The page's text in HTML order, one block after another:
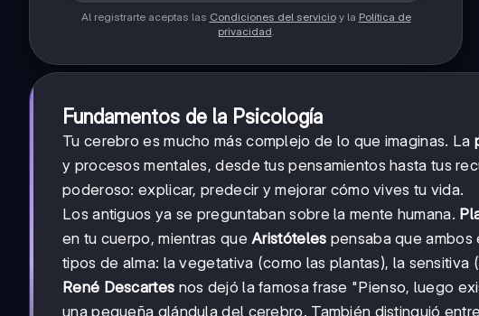
Al registrarte aceptas las Condiciones del servicioy la Política de
privacidad
Fundamentos de la Psicología
Tu cerebro es mucho más complejo de lo que imaginas. La
y procesos mentales, desde tus pensamientos hasta tus
poderoso: explicar, predecir y mejorar cómo vives tu vida.
Los antiguos ya se preguntaban sobre la mente humana.
en tu cuerpo, mientras que Aristóteles pensaba que ambos
tipos de alma: la vegetativa (como las plantas), la sensitiva
René Descartes nos dejó la famosa frase "Pienso, luego
una pequeña glándula del cerebro. También distinguió